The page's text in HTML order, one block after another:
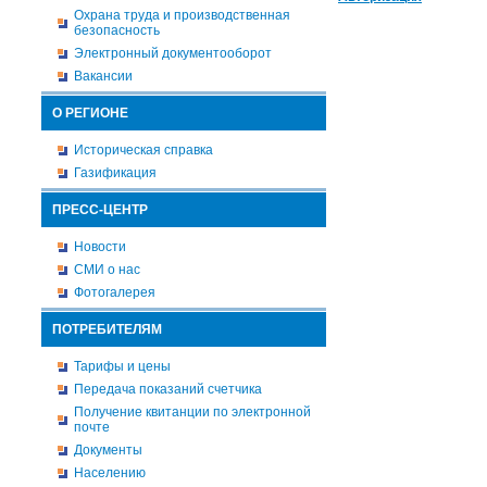
Охрана труда и производственная
безопасность
Электронный документооборот
Вакансии
О РЕГИОНЕ
Историческая справка
Газификация
ПРЕСС-ЦЕНТР
Новости
СМИ о нас
Фотогалерея
ПОТРЕБИТЕЛЯМ
Тарифы и цены
Передача показаний счетчика
Получение квитанции по электронной
почте
Документы
Населению